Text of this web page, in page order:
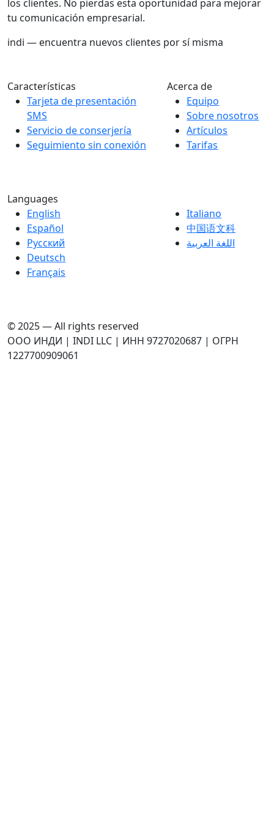
los clientes. No pierdas esta oportunidad para mejorar
tu comunicación empresarial.
indi — encuentra nuevos clientes por sí misma
Características
Tarjeta de presentación
SMS
Servicio de conserjería
Seguimiento sin conexión
Acerca de
Equipo
Sobre nosotros
Artículos
Tarifas
Languages
English
Español
Русский
Deutsch
Français
Italiano
中国语文科
اللغة العربية
© 2025 — All rights reserved
ООО ИНДИ | INDI LLC | ИНН 9727020687 | ОГРН
1227700909061